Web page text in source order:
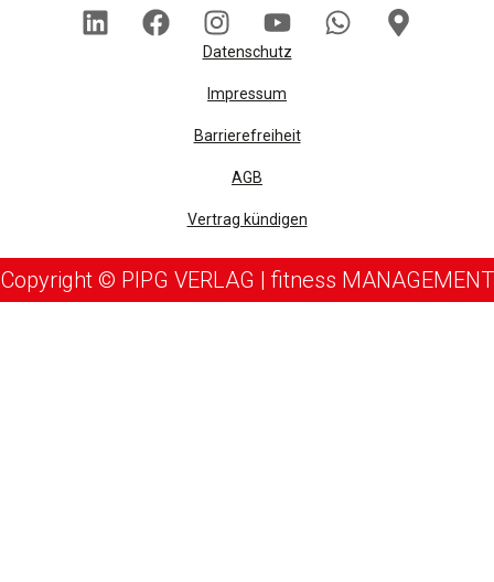
Datenschutz
Impressum
Barrierefreiheit
AGB
Vertrag kündigen
Copyright © PIPG VERLAG | fitness MANAGEMENT